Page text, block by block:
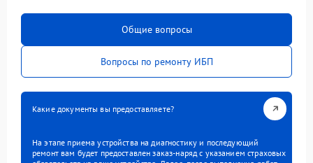
Общие вопросы
Вопросы по ремонту ИБП
Какие документы вы предоставляете?
На этапе приема устройства на диагностику и последующий
ремонт вам будет предоставлен заказ-наряд с указанием страховых